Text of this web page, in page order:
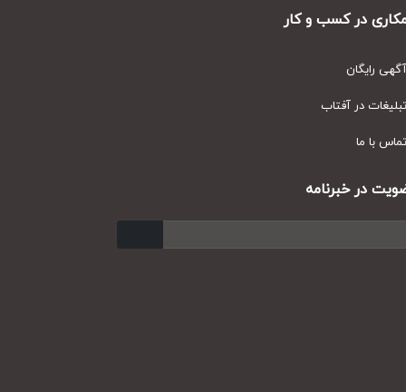
در کسب و کار
رایگان
در آفتاب
با ما
در خبرنامه